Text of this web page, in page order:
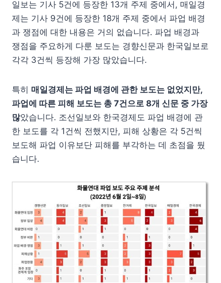
일보는 기사 5건에 등장한 13개 주제 중에서, 매일경
제는 기사 9건에 등장한 18개 주제 중에서 파업 배경
과 쟁점에 대한 내용은 거의 없습니다. 파업 배경과
쟁점을 주요하게 다룬 보도는 경향신문과 한국일보로
각각 3건씩 등장해 가장 많았습니다.
특히 매일경제는 파업 배경에 관한 보도는 없었지만,
파업에 따른 피해 보도는 총 7건으로 8개 신문 중 가장
많았습니다. 조선일보와 한국경제도 파업 배경에 관
한 보도를 각 1건씩 전했지만, 피해 상황은 각 5건씩
보도해 파업 이유보단 피해를 부각하는 데 초점을 뒀
습니다.